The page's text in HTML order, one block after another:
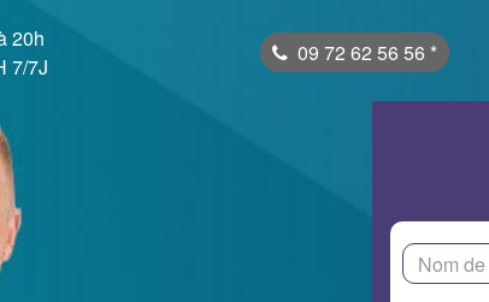
20h
7/7J
09 72 62 56 56 *